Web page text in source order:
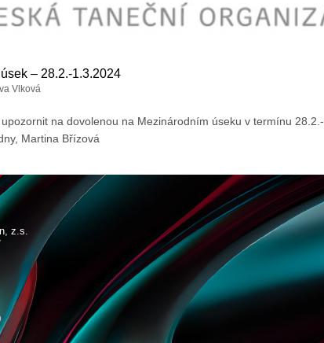
– 28.2.-1.3.2024
Vlková
na dovolenou na Mezinárodním úseku v termínu
Martina Břízová
z.s.